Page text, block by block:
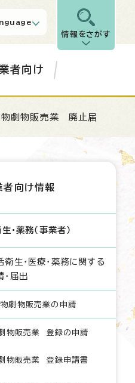
情報をさがす
者向け
劇物販売業 廃止届
者向け情報
・薬務（事業者）
衛生・医療・薬務に関する
・届出
劇物販売業の申請
物販売業 登録の申請
物販売業 登録申請書